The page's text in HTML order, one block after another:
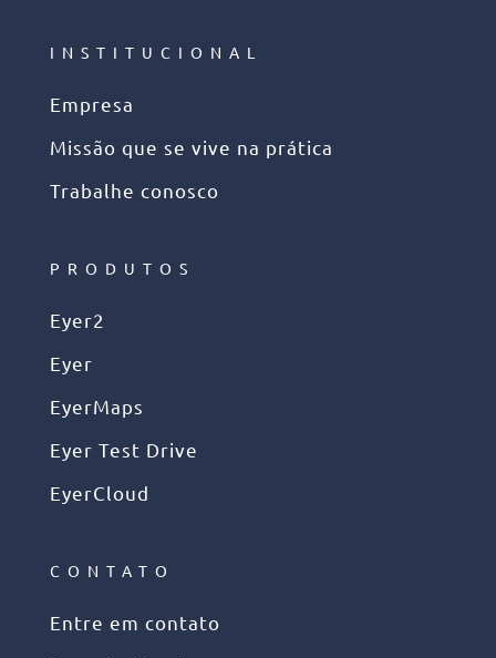
INSTITUCIONAL
Empresa
Missão que se vive na prática
Trabalhe conosco
PRODUTOS
Eyer2
Eyer
EyerMaps
Eyer Test Drive
EyerCloud
CONTATO
Entre em contato